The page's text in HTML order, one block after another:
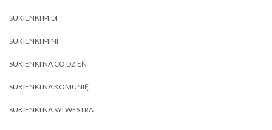
SUKIENKI MIDI
SUKIENKI MINI
SUKIENKI NA CO DZIEŃ
SUKIENKI NA KOMUNIĘ
SUKIENKI NA SYLWESTRA